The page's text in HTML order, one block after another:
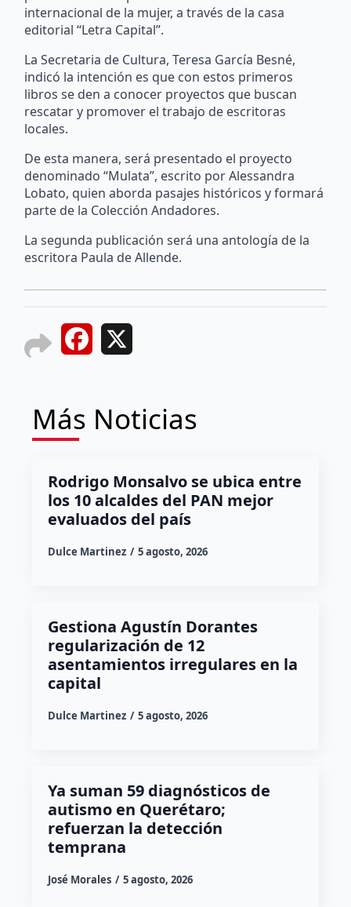
internacional de la mujer, a través de la casa
editorial “Letra Capital”.
La Secretaria de Cultura, Teresa García Besné,
indicó la intención es que con estos primeros
libros se den a conocer proyectos que buscan
rescatar y promover el trabajo de escritoras
locales.
De esta manera, será presentado el proyecto
denominado “Mulata”, escrito por Alessandra
Lobato, quien aborda pasajes históricos y formará
parte de la Colección Andadores.
La segunda publicación será una antología de la
escritora Paula de Allende.
Facebook
Más Noticias
Rodrigo Monsalvo se ubica entre
los 10 alcaldes del PAN mejor
evaluados del país
Dulce Martinez 5 agosto, 2026
Gestiona Agustín Dorantes
regularización de 12
asentamientos irregulares en la
capital
Dulce Martinez 5 agosto, 2026
Ya suman 59 diagnósticos de
autismo en Querétaro;
refuerzan la detección
temprana
José Morales 5 agosto, 2026